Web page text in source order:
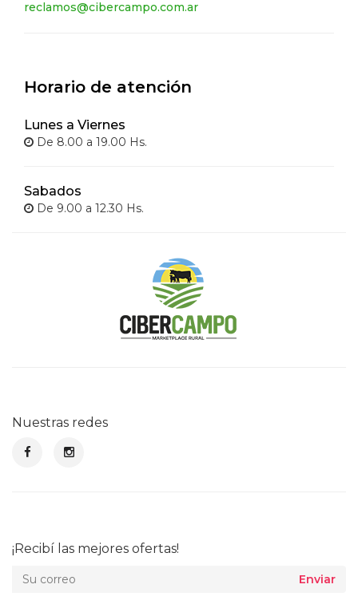
reclamos@cibercampo.com.ar
Horario de atención
Lunes a Viernes
De 8.00 a 19.00 Hs.
Sabados
De 9.00 a 12.30 Hs.
Nuestras redes
¡Recibí las mejores ofertas!
Enviar